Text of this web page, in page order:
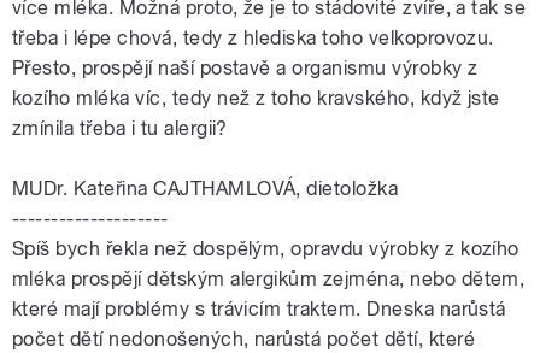
více mléka. Možná proto, že je to stádovité zvíře, a tak se
třeba i lépe chová, tedy z hlediska toho velkoprovozu.
Přesto, prospějí naší postavě a organismu výrobky z
kozího mléka víc, tedy než z toho kravského, když jste
zmínila třeba i tu alergii?
MUDr. Kateřina CAJTHAMLOVÁ, dietoložka
--------------------
Spíš bych řekla než dospělým, opravdu výrobky z kozího
mléka prospějí dětským alergikům zejména, nebo dětem,
které mají problémy s trávicím traktem. Dneska narůstá
počet dětí nedonošených, narůstá počet dětí, které